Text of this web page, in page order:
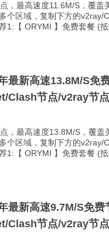
，最高速度11.6M/S，覆盖
个区域，复制下方的v2ray/
1:【 ORYMI 】免费套餐 (
最新高速13.8M/S免
Clash节点/v2ray节
，最高速度13.8M/S，覆盖
个区域，复制下方的v2ray/
1:【 ORYMI 】免费套餐 (抵
最新高速9.7M/S免
Clash节点/v2ray节